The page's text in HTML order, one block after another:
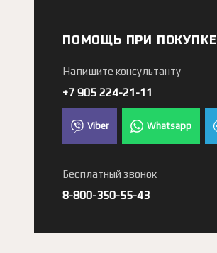
ПОМОЩЬ ПРИ ПОКУПКЕ
Напишите консультанту
+7 905 224-21-11
Viber Whatsapp
Бесплатный звонок
8-800-350-55-43